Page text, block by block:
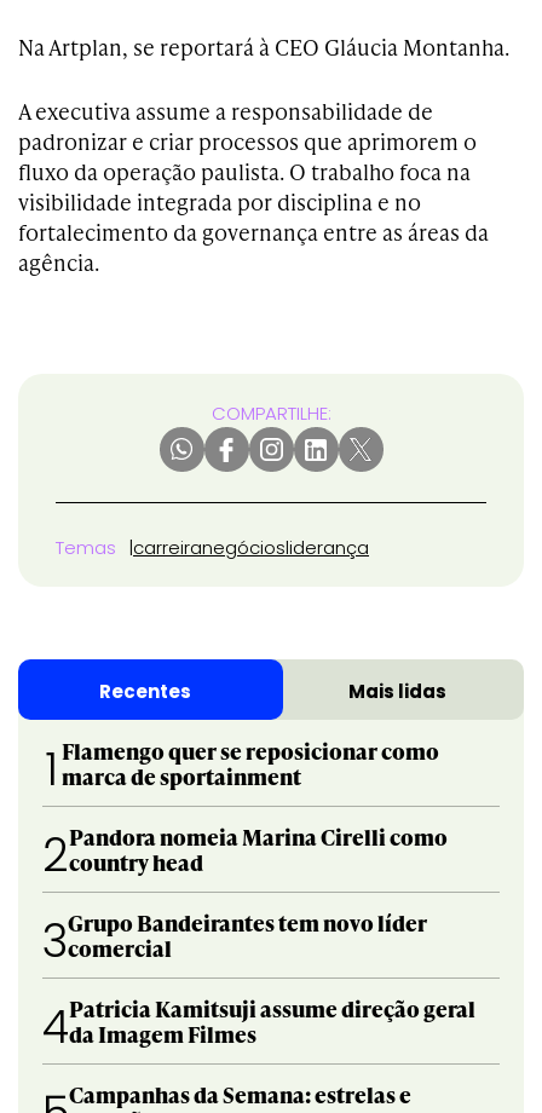
Na Artplan, se reportará à CEO Gláucia Montanha.
A executiva assume a responsabilidade de
padronizar e criar processos que aprimorem o
fluxo da operação paulista. O trabalho foca na
visibilidade integrada por disciplina e no
fortalecimento da governança entre as áreas da
agência.
COMPARTILHE:
Temas carreiranegóciosliderança
Recentes Mais lidas
1 Flamengo quer se reposicionar como
marca de sportainment
2Pandora nomeia Marina Cirelli como
country head
3Grupo Bandeirantes tem novo líder
comercial
4Patricia Kamitsuji assume direção geral
da Imagem Filmes
Campanhas da Semana: estrelas e